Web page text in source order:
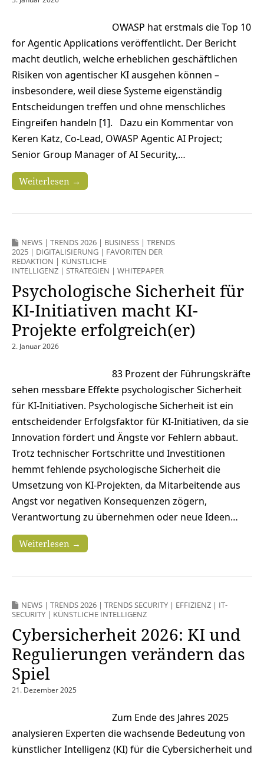
OWASP hat erstmals die Top 10
for Agentic Applications veröffentlicht. Der Bericht
macht deutlich, welche erheblichen geschäftlichen
Risiken von agentischer KI ausgehen können –
insbesondere, weil diese Systeme eigenständig
Entscheidungen treffen und ohne menschliches
Eingreifen handeln [1]. Dazu ein Kommentar von
Keren Katz, Co-Lead, OWASP Agentic AI Project;
Senior Group Manager of AI Security,…
Weiterlesen →
NEWS | TRENDS 2026 | BUSINESS | TRENDS
2025 | DIGITALISIERUNG | FAVORITEN DER
REDAKTION | KÜNSTLICHE
INTELLIGENZ | STRATEGIEN | WHITEPAPER
Psychologische Sicherheit für
KI-Initiativen macht KI-
Projekte erfolgreich(er)
2. Januar 2026
83 Prozent der Führungskräfte
sehen messbare Effekte psychologischer Sicherheit
für KI-Initiativen. Psychologische Sicherheit ist ein
entscheidender Erfolgsfaktor für KI-Initiativen, da sie
Innovation fördert und Ängste vor Fehlern abbaut.
Trotz technischer Fortschritte und Investitionen
hemmt fehlende psychologische Sicherheit die
Umsetzung von KI-Projekten, da Mitarbeitende aus
Angst vor negativen Konsequenzen zögern,
Verantwortung zu übernehmen oder neue Ideen…
Weiterlesen →
NEWS | TRENDS 2026 | TRENDS SECURITY | EFFIZIENZ | IT-
SECURITY | KÜNSTLICHE INTELLIGENZ
Cybersicherheit 2026: KI und
Regulierungen verändern das
Spiel
21. Dezember 2025
Zum Ende des Jahres 2025
analysieren Experten die wachsende Bedeutung von
künstlicher Intelligenz (KI) für die Cybersicherheit und